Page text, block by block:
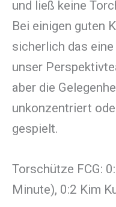
und ließ keine
Bei einigen guten
sicherlich das
unser
aber die
unkonzentriert
gespielt.
Torschütze FCG:
Minute), 0:2 Kim